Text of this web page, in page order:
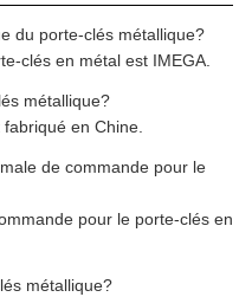
du porte-clés métallique?
clés en métal est IMEGA.
métallique?
en Chine.
de commande pour le
pour le porte-clés en
métallique?